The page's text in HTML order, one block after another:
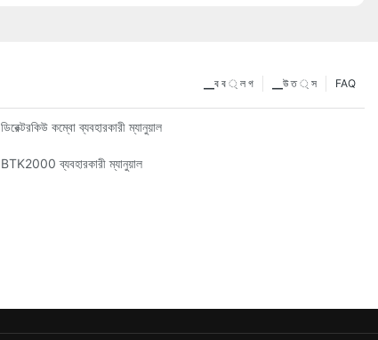
FAQ
▁উ ত ্ স
▁ব ব ্ ল গ
ডিরেক্টরকিউ কম্বো ব্যবহারকারী ম্যানুয়াল
BTK2000 ব্যবহারকারী ম্যানুয়াল